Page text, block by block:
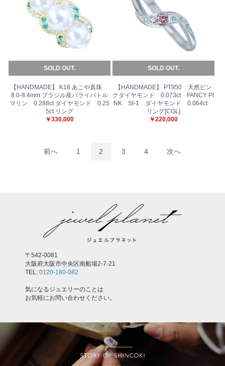
SOLD OUT.
【HANDMADE】 K18 あこや真珠
8.0-8.4mm ブラジル産パライバトル
マリン 0.288ct ダイヤモンド 0.25
5ct リング
￥330,000
SOLD OUT.
【HANDMADE】 PT950 天然ピン
クダイヤモンド 0.073ct FANCY PI
NK SI-1 ダイヤモンド 0.064ct
リング[CGL]
￥220,000
前へ 1 2 3 4 次へ
〒542-0081
大阪府大阪市中央区南船場2-7-21
TEL: 0120-180-082
気になるジュエリーのことは
お気軽にお問い合わせください。